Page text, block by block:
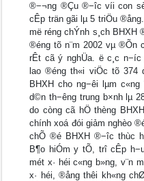
®−¬ng ®Çu ®−îc víi con
cÊp trän gãi lµ 5 triÖu
më réng chÝnh s¸ch BHXH
®éng tõ n¨m 2002 vµ ®Õn
rÊt cã ý nghÜa. ë c¸c n−íc
lao ®éng th«i viÖc tõ 374
BHXH cho ng−êi lµm
d©n th−êng trung b×nh lµ
do còng cã hÖ thèng
chính xoá đói giảm nghèo
chÕ ®é BHXH ®−îc thùc
B¶o hiÓm y tÕ, trî cÊp
mét x· héi c«ng b»ng, v¨n
x· héi, ®ång thêi kh«ng